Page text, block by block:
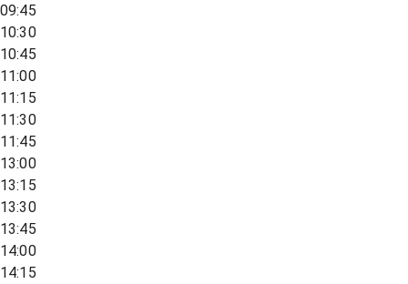
09:45
10:30
10:45
11:00
11:15
11:30
11:45
13:00
13:15
13:30
13:45
14:00
14:15